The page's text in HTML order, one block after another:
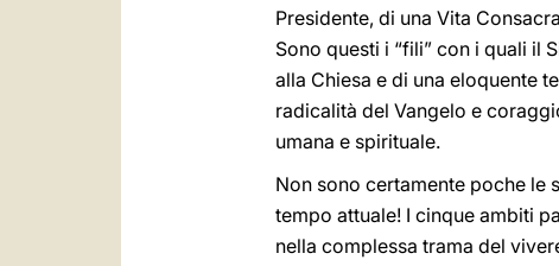
Presidente, di una Vita
Sono questi i “fili” con i quali il
alla Chiesa e di una eloquente
radicalità del Vangelo e
umana e spirituale.
Non sono certamente poche le
tempo attuale! I cinque ambiti
nella complessa trama del